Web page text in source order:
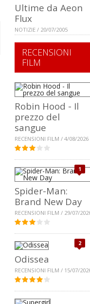
Ultime da Aeon
Flux
NOTIZIE / 20/07/2005
RECENSIONI
FILM
Robin Hood - Il
prezzo del
sangue
RECENSIONI FILM / 4/08/2026
1
Spider-Man:
Brand New Day
RECENSIONI FILM / 29/07/
2
Odissea
RECENSIONI FILM / 15/07/